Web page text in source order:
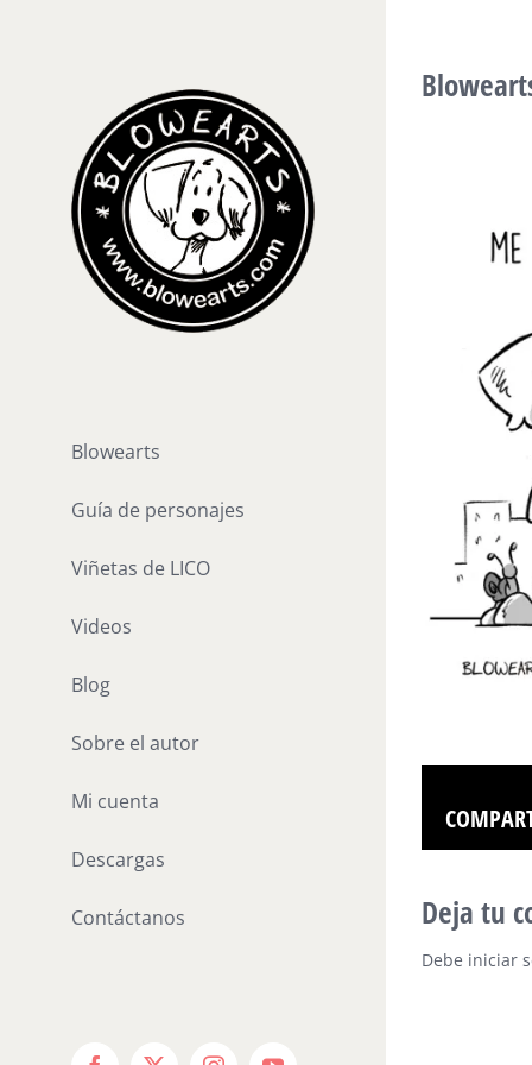
Blowearts
Guía de personajes
Viñetas de LICO
Videos
Blog
Sobre el autor
Mi cuenta
Descargas
Contáctanos Deja tu
Debe iniciar